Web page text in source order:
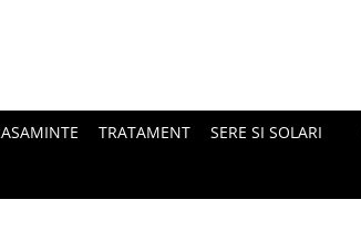
TRATAMENT SERE SI SOLARI